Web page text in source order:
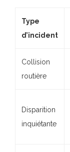
Type
d’incident
Collision
routière
Disparition
inquiétante